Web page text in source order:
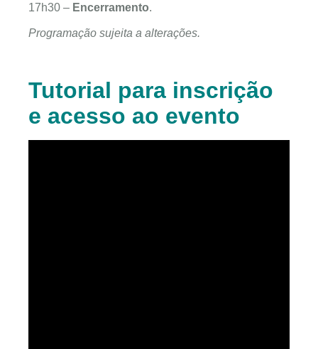
17h30 – Encerramento.
Programação sujeita a alterações.
Tutorial para inscrição
e acesso ao evento